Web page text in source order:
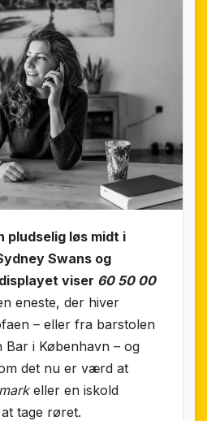
pludselig løs midt i
Swans og
viser 60 50 00
eneste, der hiver
– eller fra barstolen
Bar i København – og
det nu er værd at
markeller en iskold
tage røret.